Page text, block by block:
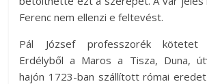
Ferenc nem ellenzi e feltevést.
Pál József professzorék kötetet
Erdélyből a Maros a Tisza, Duna,
hajón 1723-ban szállított római